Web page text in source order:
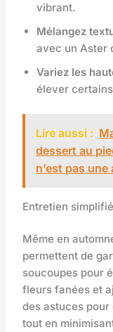
vibrant.
Mélangez
avec un Aster
Variez les
élever
Lire aussi :
dessert au
n’est pas
Entretien
Même en
permettent de
soucoupes pour
fleurs fanées et
des astuces
tout en